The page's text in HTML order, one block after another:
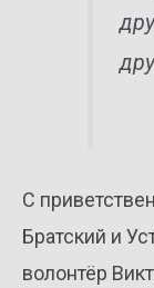
С
Братский и
волонтёр